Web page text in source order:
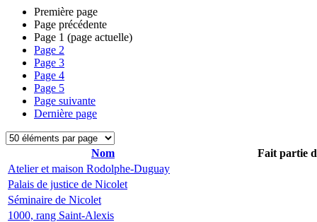
Première page
Page précédente
Page 1 (page actuelle)
Page 2
Page 3
Page 4
Page 5
Page suivante
Dernière page
Nom
Fait partie
Atelier et maison Rodolphe-Duguay
Palais de justice de Nicolet
Séminaire de Nicolet
1000, rang Saint-Alexis